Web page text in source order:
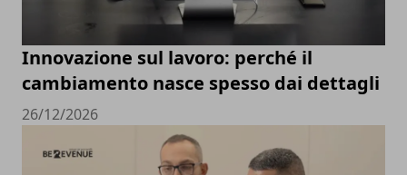
Innovazione sul lavoro: perché il
cambiamento nasce spesso dai dettagli
26/12/2026